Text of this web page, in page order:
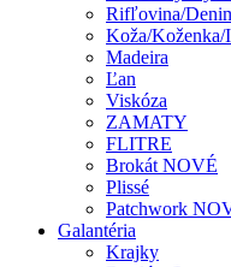
Rifľovina/
Koža/Koženka/
Madeira
Ľan
Viskóza
ZAMATY
FLITRE
Brokát NOVÉ
Plissé
Patchwork
Galantéria
Krajky